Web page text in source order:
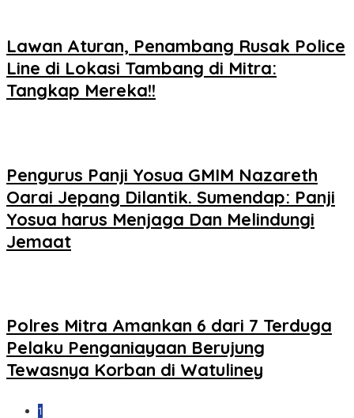
Lawan Aturan, Penambang Rusak Police
Line di Lokasi Tambang di Mitra:
Tangkap Mereka!!
Pengurus Panji Yosua GMIM Nazareth
Oarai Jepang Dilantik. Sumendap: Panji
Yosua harus Menjaga Dan Melindungi
Jemaat
Polres Mitra Amankan 6 dari 7 Terduga
Pelaku Penganiayaan Berujung
Tewasnya Korban di Watuliney
1